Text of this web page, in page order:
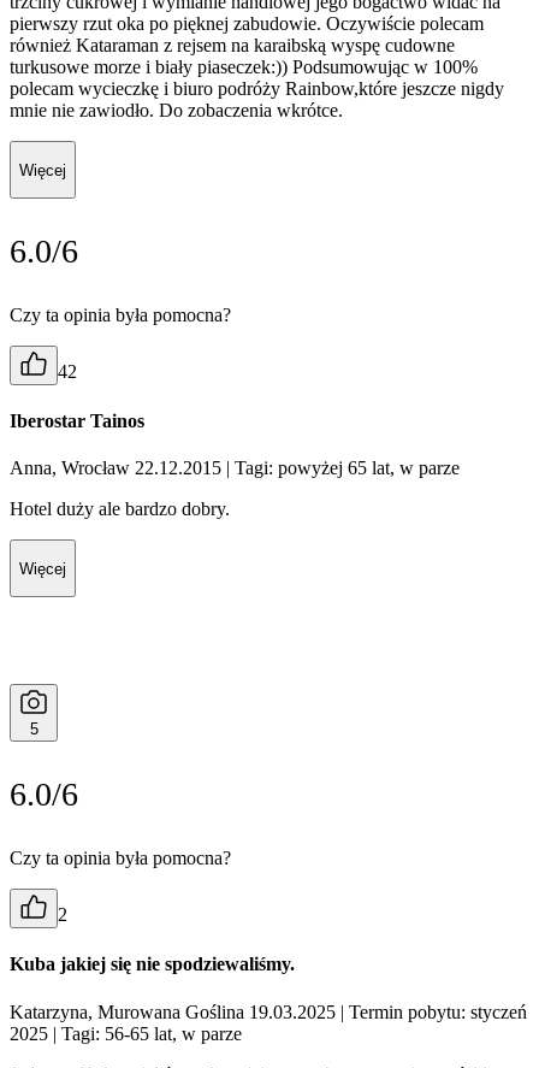
pierwszy rzut oka po pięknej zabudowie. Oczywiście polecam
również Kataraman z rejsem na karaibską wyspę cudowne
turkusowe morze i biały piaseczek:)) Podsumowując w 100%
polecam wycieczkę i biuro podróży Rainbow,które jeszcze nigdy
mnie nie zawiodło. Do zobaczenia wkrótce.
Więcej
6.0/6
Czy ta opinia była pomocna?
42
Iberostar Tainos
Anna, Wrocław 22.12.2015
| Tagi: powyżej 65 lat, w parze
Hotel duży ale bardzo dobry.
Więcej
5
6.0/6
Czy ta opinia była pomocna?
2
Kuba jakiej się nie spodziewaliśmy.
Katarzyna, Murowana Goślina 19.03.2025 | Termin pobytu: styczeń
2025 | Tagi: 56-65 lat, w parze